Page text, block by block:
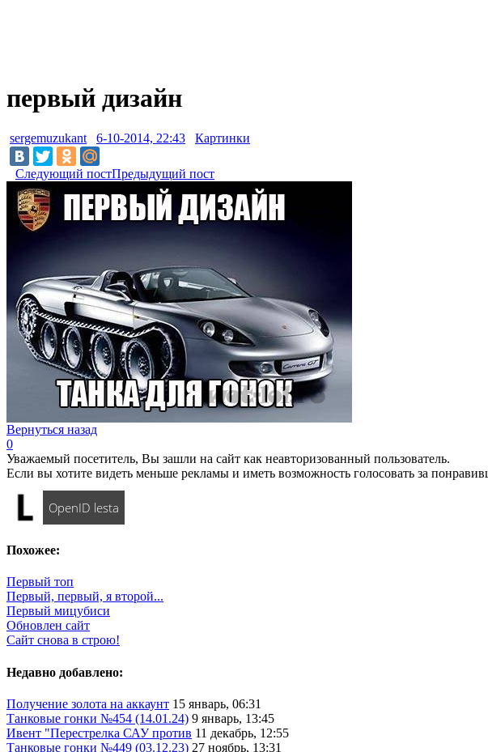
первый дизайн
sergemuzukant 6-10-2014, 22:43 Картинки
Следующий постПредыдущий пост
Вернуться назад
0
Уважаемый посетитель, Вы зашли на сайт как неавторизованный пользователь.
Если вы хотите видеть меньше рекламы и иметь возможность голосовать за
OpenID lesta
Похожее:
Первый топ
Первый, первый, я второй...
Первый мицубиси
Обновлен сайт
Сайт снова в строю!
Недавно добавлено:
Получение золота на аккаунт 15 январь, 06:31
Танковые гонки №454 (14.01.24) 9 январь, 13:45
Ивент "Перестрелка САУ против 11 декабрь, 12:55
Танковые гонки №449 (03.12.23) 27 ноябрь, 13:31